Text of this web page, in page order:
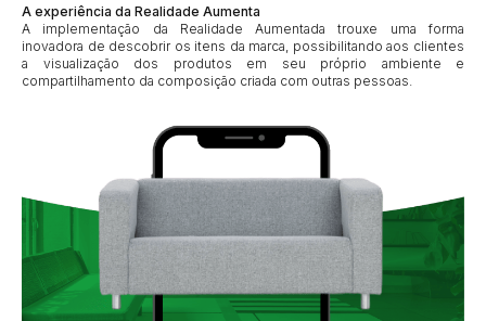
A experiência da Realidade Aumenta
A implementação da
Realidade Aumentada trouxe uma forma
inovadora de descobrir os itens da marca, possibilitando aos clientes
a visualização dos produtos em seu próprio ambiente e
compartilhamento da composição criada com outras pessoas.